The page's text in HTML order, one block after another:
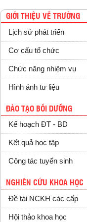
GIỚI THIỆU VỀ TRƯỜNG
Lịch sử phát triển
Cơ cấu tổ chức
Chức năng nhiệm vụ
Hình ảnh tư liệu
ĐÀO TẠO BỒI DƯỠNG
Kế hoạch ĐT - BD
Kết quả học tập
Công tác tuyển sinh
NGHIÊN CỨU KHOA HỌC
Đề tài NCKH các cấp
Hội thảo khoa học